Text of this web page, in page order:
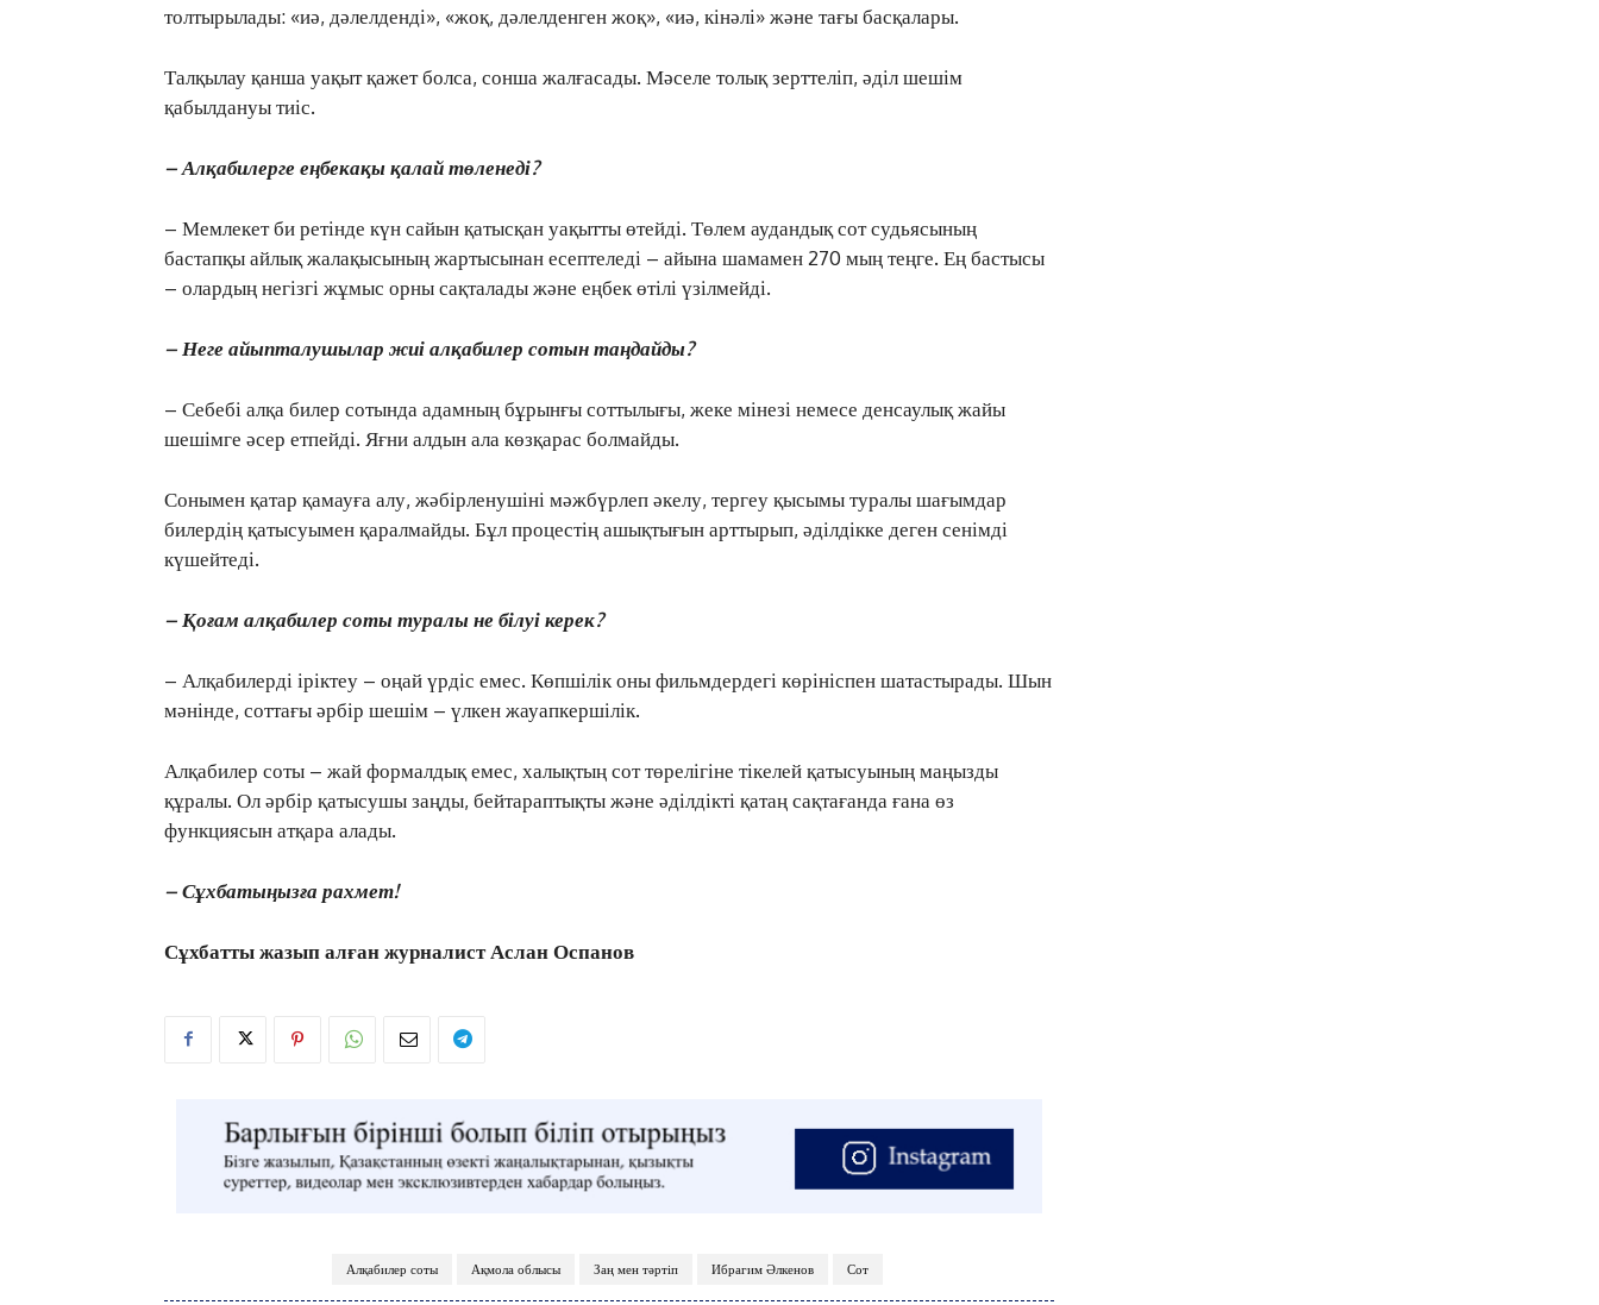
Жоба туралы Байланыс Жарнама
толтырылады: «иә, дәлелденді», «жоқ, дәлелденген жоқ», «иә, кінәлі» және тағы басқалары.
Талқылау қанша уақыт қажет болса, сонша жалғасады. Мәселе толық зерттеліп, әділ шешім
қабылдануы тиіс.
– Алқабилерге еңбекақы қалай төленеді?
– Мемлекет би ретінде күн сайын қатысқан уақытты өтейді. Төлем аудандық сот судьясының
бастапқы айлық жалақысының жартысынан есептеледі – айына шамамен 270 мың теңге. Ең бастысы
– олардың негізгі жұмыс орны сақталады және еңбек өтілі үзілмейді.
– Неге айыпталушылар жиі алқабилер сотын таңдайды?
– Себебі алқа билер сотында адамның бұрынғы соттылығы, жеке мінезі немесе денсаулық жайы
шешімге әсер етпейді. Яғни алдын ала көзқарас болмайды.
Сонымен қатар қамауға алу, жәбірленушіні мәжбүрлеп әкелу, тергеу қысымы туралы шағымдар
билердің қатысуымен қаралмайды. Бұл процестің ашықтығын арттырып, әділдікке деген сенімді
күшейтеді.
– Қоғам алқабилер соты туралы не білуі керек?
– Алқабилерді іріктеу – оңай үрдіс емес. Көпшілік оны фильмдердегі көрініспен шатастырады. Шын
мәнінде, соттағы әрбір шешім – үлкен жауапкершілік.
Алқабилер соты – жай формалдық емес, халықтың сот төрелігіне тікелей қатысуының маңызды
құралы. Ол әрбір қатысушы заңды, бейтараптықты және әділдікті қатаң сақтағанда ғана өз
функциясын атқара алады.
– Сұхбатыңызға рахмет!
Сұхбатты жазып алған журналист Аслан Оспанов
Алқабилер соты Ақмола облысы Заң мен тәртіп Ибрагим Әлкенов Сот